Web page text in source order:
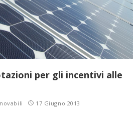
per gli incentivi alle
17 Giugno 2013